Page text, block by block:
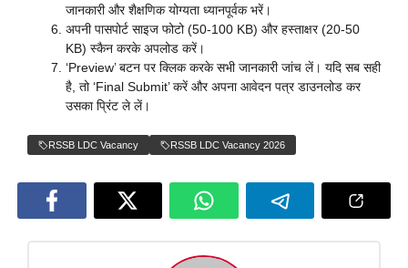
जानकारी और शैक्षणिक योग्यता ध्यानपूर्वक भरें।
अपनी पासपोर्ट साइज फोटो (50-100 KB) और हस्ताक्षर (20-50
KB) स्कैन करके अपलोड करें।
‘Preview’ बटन पर क्लिक करके सभी जानकारी जांच लें। यदि सब सही
है, तो ‘Final Submit’ करें और अपना आवेदन पत्र डाउनलोड कर
उसका प्रिंट ले लें।
RSSB LDC Vacancy RSSB LDC Vacancy 2026